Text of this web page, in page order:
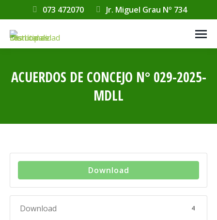
073 472070 Jr. Miguel Grau Nº 734
ACUERDOS DE CONCEJO N° 029-2025-
MDLL
Download
Download 4